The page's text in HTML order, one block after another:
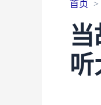
首页
听